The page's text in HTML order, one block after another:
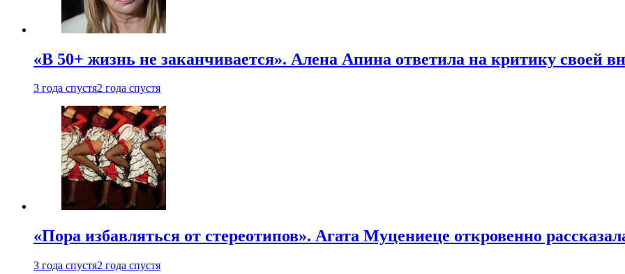
«В 50+ жизнь не заканчивается». Алена Апина ответила на критику своей
3 года спустя2 года спустя
«Пора избавляться от стереотипов». Агата Муцениеце откровенно
3 года спустя2 года спустя